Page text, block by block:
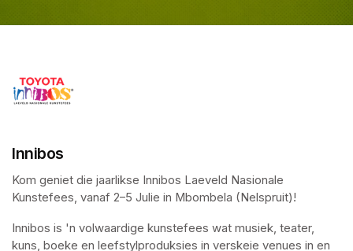
Innibos
Kom geniet die jaarlikse Innibos Laeveld Nasionale
Kunstefees, vanaf 2–5 Julie in Mbombela (Nelspruit)!
Innibos is 'n volwaardige kunstefees wat musiek, teater,
kuns, boeke en leefstylproduksies in verskeie venues in en